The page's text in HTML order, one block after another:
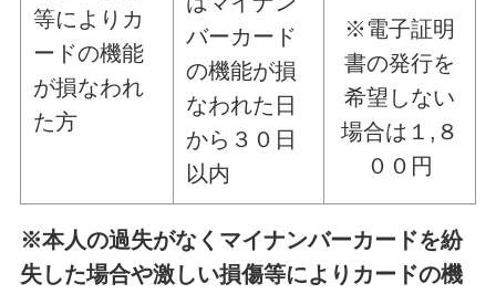
等によりカ
ードの機能
が損なわれ
た方
バーカード
の機能が損
なわれた日
から３０日
以内
※電子証明
書の発行を
希望しない
場合は１,８
００円
※本人の過失がなくマイナンバーカードを紛
失した場合や激しい損傷等によりカードの機